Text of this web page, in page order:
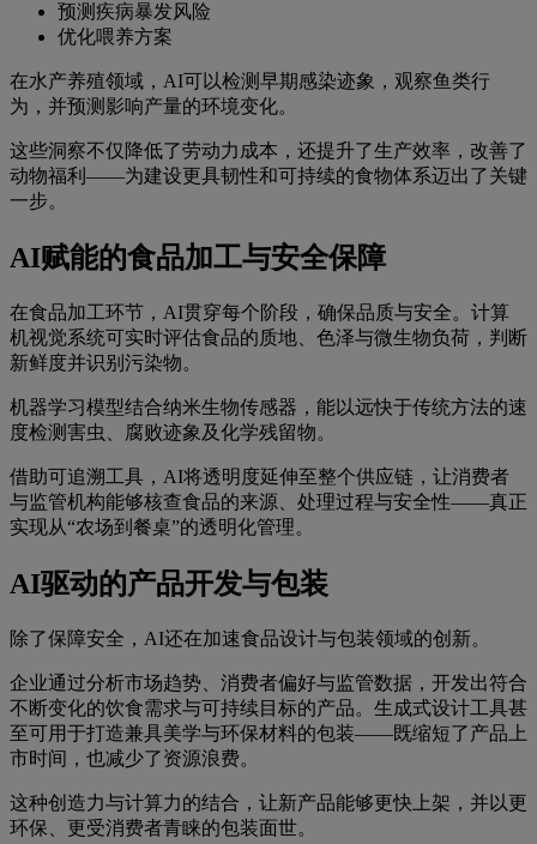
预测疾病暴发风险
优化喂养方案
在水产养殖领域，AI可以检测早期感染迹象，观察鱼类行
为，并预测影响产量的环境变化。
这些洞察不仅降低了劳动力成本，还提升了生产效率，改善了
动物福利——为建设更具韧性和可持续的食物体系迈出了关键
一步。
AI赋能的食品加工与安全保障
在食品加工环节，AI贯穿每个阶段，确保品质与安全。计算
机视觉系统可实时评估食品的质地、色泽与微生物负荷，判断
新鲜度并识别污染物。
机器学习模型结合纳米生物传感器，能以远快于传统方法的速
度检测害虫、腐败迹象及化学残留物。
借助可追溯工具，AI将透明度延伸至整个供应链，让消费者
与监管机构能够核查食品的来源、处理过程与安全性——真正
实现从“农场到餐桌”的透明化管理。
AI驱动的产品开发与包装
除了保障安全，AI还在加速食品设计与包装领域的创新。
企业通过分析市场趋势、消费者偏好与监管数据，开发出符合
不断变化的饮食需求与可持续目标的产品。生成式设计工具甚
至可用于打造兼具美学与环保材料的包装——既缩短了产品上
市时间，也减少了资源浪费。
这种创造力与计算力的结合，让新产品能够更快上架，并以更
环保、更受消费者青睐的包装面世。